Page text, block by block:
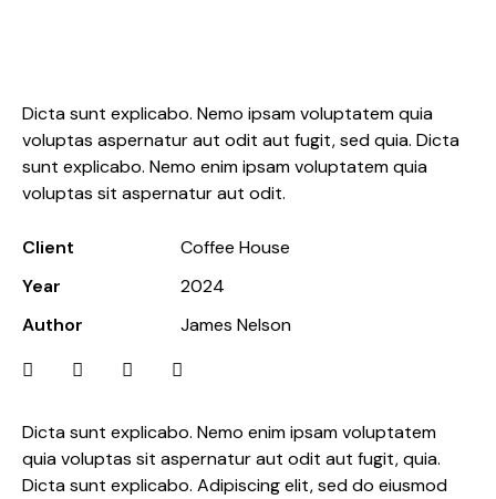
Dicta sunt explicabo. Nemo ipsam voluptatem quia
voluptas aspernatur aut odit aut fugit, sed quia. Dicta
sunt explicabo. Nemo enim ipsam voluptatem quia
voluptas sit aspernatur aut odit.
Client
Coffee House
Year
2024
Author
James Nelson
Dicta sunt explicabo. Nemo enim ipsam voluptatem
quia voluptas sit aspernatur aut odit aut fugit, quia.
Dicta sunt explicabo. Adipiscing elit, sed do eiusmod